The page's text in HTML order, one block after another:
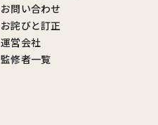
お問い合わせ
お詫びと訂正
運営会社
監修者一覧